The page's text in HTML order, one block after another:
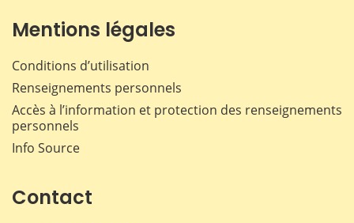
Mentions légales
Conditions d’utilisation
Renseignements personnels
Accès à l’information et protection des renseignements
personnels
Info Source
Contact